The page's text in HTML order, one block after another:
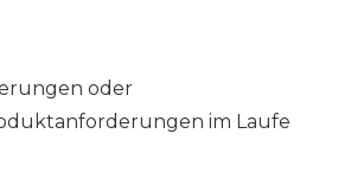
oder
im Laufe